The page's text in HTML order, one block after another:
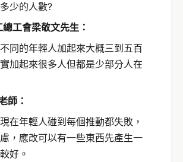
少的人數?
工會梁敬文先生：
同的年輕人加起來大概三到五百
加起來很多人但都是少部分人在
師：
在年輕人碰到每個推動都失敗，
，應改可以有一些東西先產生一
好。